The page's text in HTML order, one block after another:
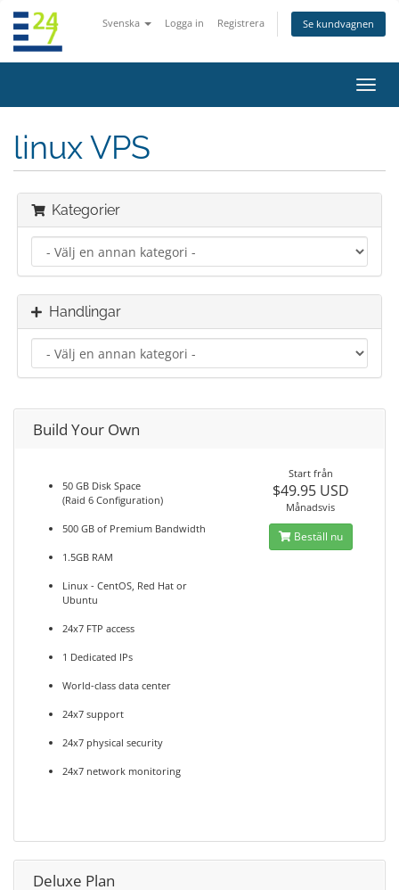
Svenska Logga in Registrera Se kundvagnen
Växla
linux VPS
Kategorier
Handlingar
Build Your Own
50 GB Disk Space
(Raid 6 Configuration)
500 GB of Premium Bandwidth
1.5GB RAM
Linux - CentOS, Red Hat or
Ubuntu
24x7 FTP access
1 Dedicated IPs
World-class data center
24x7 support
24x7 physical security
24x7 network monitoring
Start från
$49.95 USD
Månadsvis
Beställ nu
Deluxe Plan